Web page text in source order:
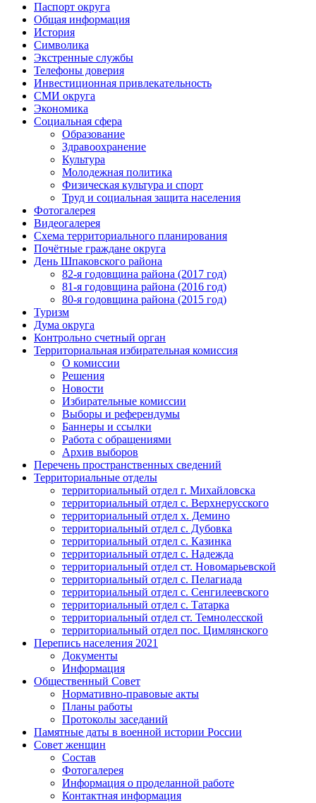
Паспорт округа
Общая информация
История
Символика
Экстренные службы
Телефоны доверия
Инвестиционная привлекательность
СМИ округа
Экономика
Социальная сфера
Образование
Здравоохранение
Культура
Молодежная политика
Физическая культура и спорт
Труд и социальная защита населения
Фотогалерея
Видеогалерея
Схема территориального планирования
Почётные граждане округа
День Шпаковского района
82-я годовщина района (2017 год)
81-я годовщина района (2016 год)
80-я годовщина района (2015 год)
Туризм
Дума округа
Контрольно счетный орган
Территориальная избирательная комиссия
О комиссии
Решения
Новости
Избирательные комиссии
Выборы и референдумы
Баннеры и ссылки
Работа с обращениями
Архив выборов
Перечень пространственных сведений
Территориальные отделы
территориальный отдел г. Михайловска
территориальный отдел с. Верхнерусского
территориальный отдел х. Демино
территориальный отдел с. Дубовка
территориальный отдел с. Казинка
территориальный отдел с. Надежда
территориальный отдел ст. Новомарьевской
территориальный отдел с. Пелагиада
территориальный отдел с. Сенгилеевского
территориальный отдел с. Татарка
территориальный отдел ст. Темнолесской
территориальный отдел пос. Цимлянского
Перепись населения 2021
Документы
Информация
Общественный Совет
Нормативно-правовые акты
Планы работы
Протоколы заседаний
Памятные даты в военной истории России
Совет женщин
Состав
Фотогалерея
Информация о проделанной работе
Контактная информация